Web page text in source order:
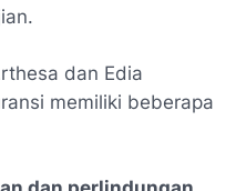
dan Edia
memiliki beberapa